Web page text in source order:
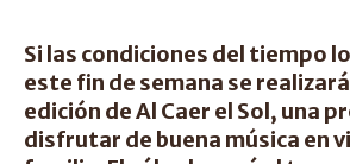
Si las condiciones del tiempo
este fin de semana se
edición de Al Caer el Sol, una
disfrutar de buena música en